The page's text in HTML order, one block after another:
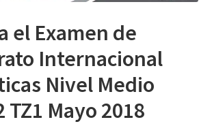
el Examen de
Internacional
Nivel Medio
TZ1 Mayo 2018